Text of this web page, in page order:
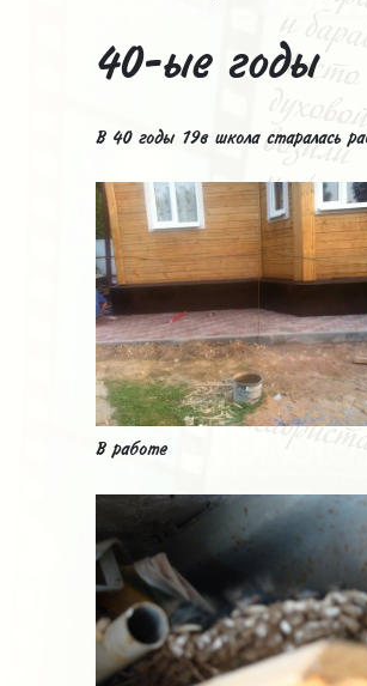
40-ые годы
В 40 годы 19в школа старалась
В работе